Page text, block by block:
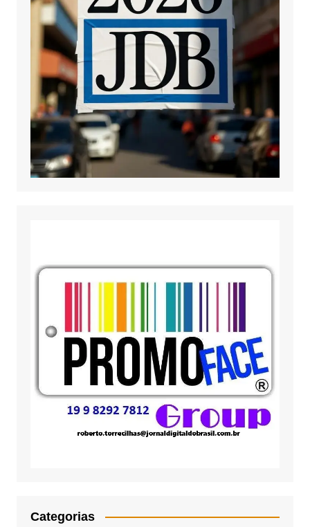
Categorias